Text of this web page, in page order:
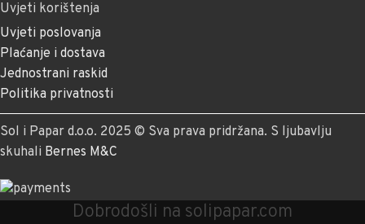
Uvjeti korištenja
Uvjeti poslovanja
Plaćanje i dostava
Jednostrani raskid
Politika privatnosti
Sol i Papar d.o.o. 2025 © Sva prava pridržana. S ljubavlju
skuhali Bernes M&C
Dobrodošli na solipapar.com